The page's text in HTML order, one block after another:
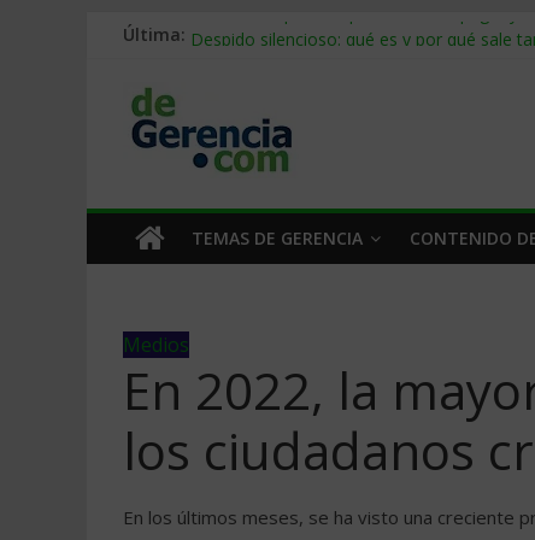
Última: Stablecoins para empresas: cómo pagar y
Trabajo forzoso en la cadena de suministro:
Mercado hispano de EE. UU.: cómo
TEMAS DE GERENCIA CONTENIDO
Medios
En 2022, la
los ciudadanos
En los últimos meses, se ha visto una creciente